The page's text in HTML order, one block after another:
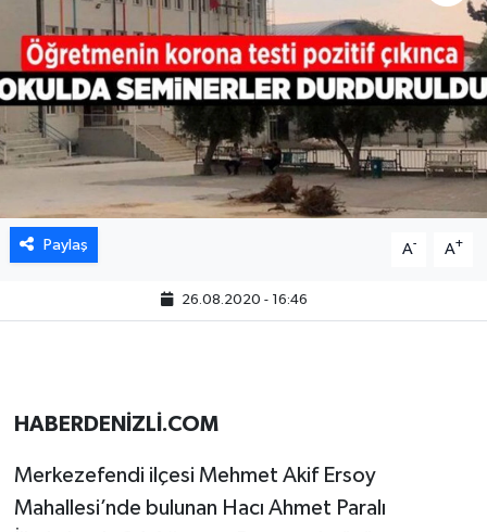
Paylaş A- A+
26.08.2020 - 16:46
HABERDENİZLİ.COM
Merkezefendi ilçesi Mehmet Akif Ersoy
Mahallesi’nde bulunan Hacı Ahmet Paralı